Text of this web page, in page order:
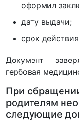
оформил
дату выдачи;
срок
Документ
гербовая
При
родителям
следующие